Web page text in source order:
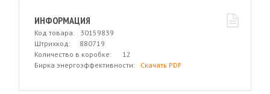
ИНФОРМАЦИЯ
Код товара: 30159839
Штрихкод: 880719
Количество в коробке: 12
Бирка энергоэффективности: Скачать PDF